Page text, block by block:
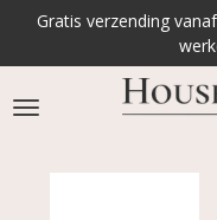
naar
de
hoofdinhoud
Gratis verzending